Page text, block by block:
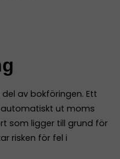
av bokföringen. Ett
ut moms
som ligger till grund för
risken för fel i